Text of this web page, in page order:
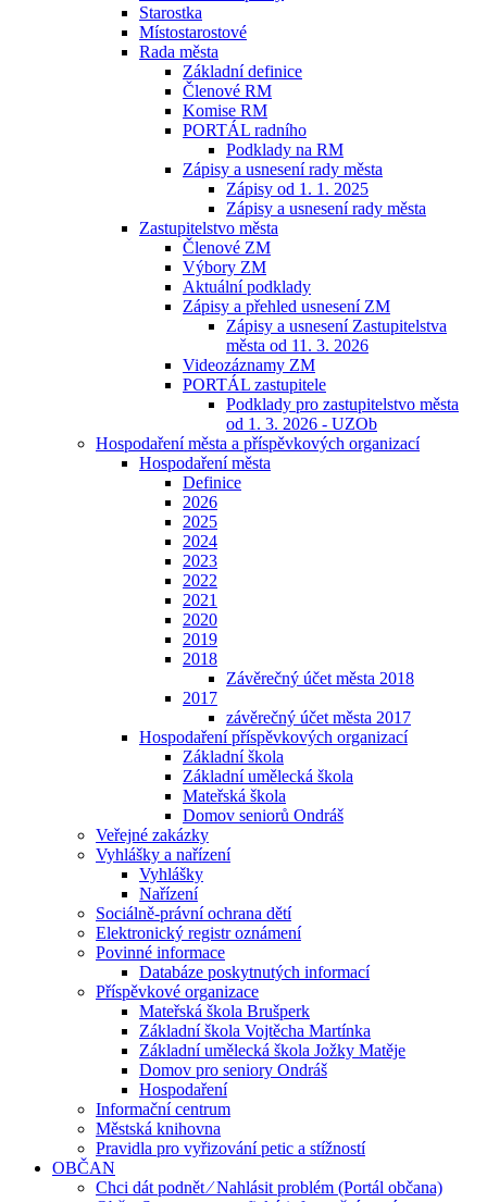
Starostka
Místostarostové
Rada města
Základní definice
Členové RM
Komise RM
PORTÁL radního
Podklady na RM
Zápisy a usnesení rady města
Zápisy od 1. 1. 2025
Zápisy a usnesení rady města
Zastupitelstvo města
Členové ZM
Výbory ZM
Aktuální podklady
Zápisy a přehled usnesení ZM
Zápisy a usnesení Zastupitelstva
města od 11. 3. 2026
Videozáznamy ZM
PORTÁL zastupitele
Podklady pro zastupitelstvo města
od 1. 3. 2026 - UZOb
Hospodaření města a příspěvkových organizací
Hospodaření města
Definice
2026
2025
2024
2023
2022
2021
2020
2019
2018
Závěrečný účet města 2018
2017
závěrečný účet města 2017
Hospodaření příspěvkových organizací
Základní škola
Základní umělecká škola
Mateřská škola
Domov seniorů Ondráš
Veřejné zakázky
Vyhlášky a nařízení
Vyhlášky
Nařízení
Sociálně-právní ochrana dětí
Elektronický registr oznámení
Povinné informace
Databáze poskytnutých informací
Příspěvkové organizace
Mateřská škola Brušperk
Základní škola Vojtěcha Martínka
Základní umělecká škola Jožky Matěje
Domov pro seniory Ondráš
Hospodaření
Informační centrum
Městská knihovna
Pravidla pro vyřizování petic a stížností
OBČAN
Chci dát podnět ⁄ Nahlásit problém (Portál občana)